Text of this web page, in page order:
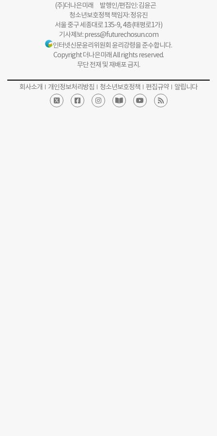
(주)더나은미래 발행인/편집인: 김윤곤
청소년보호정책 책임자: 정유진
서울 중구 세종대로 135-9, 4층(태평로1가)
기사제보:press@futurechosun.com
인터넷신문윤리위원회 윤리강령을 준수합니다.
Copyright 더나은미래 All rights reserved.
무단 전재 및 재배포 금지.
회사소개 개인정보처리방침 청소년보호정책 편집규약 알립니다